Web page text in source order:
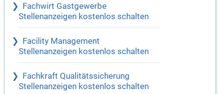
Fachwirt Gastgewerbe
Stellenanzeigen kostenlos schalten
Facility Management
Stellenanzeigen kostenlos schalten
Fachkraft Qualitätssicherung
Stellenanzeigen kostenlos schalten